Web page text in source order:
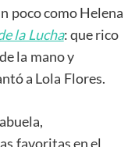
poco como Helena
la Lucha: que rico
la mano y
a Lola Flores.
favoritas en el